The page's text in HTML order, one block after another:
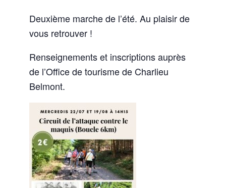
Deuxième marche de l’été. Au plaisir de
vous retrouver !
Renseignements et inscriptions auprès
de l’Office de tourisme de Charlieu
Belmont.